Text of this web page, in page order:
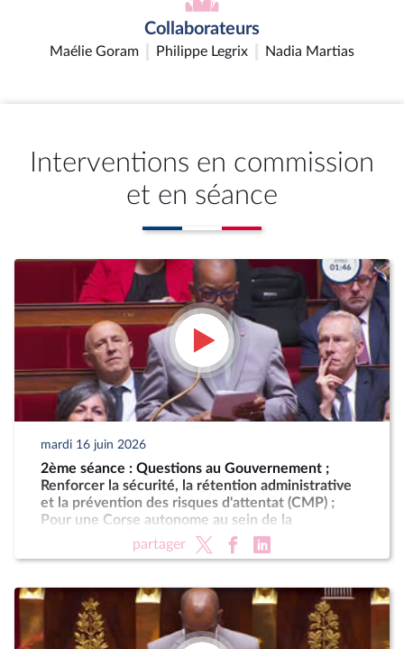
Collaborateurs
Maélie Goram Philippe Legrix Nadia Martias
Interventions en commission
et en séance
mardi 16 juin 2026
2ème séance : Questions au Gouvernement ;
Renforcer la sécurité, la rétention administrative
et la prévention des risques d'attentat (CMP) ;
Pour une Corse autonome au sein de la
partager